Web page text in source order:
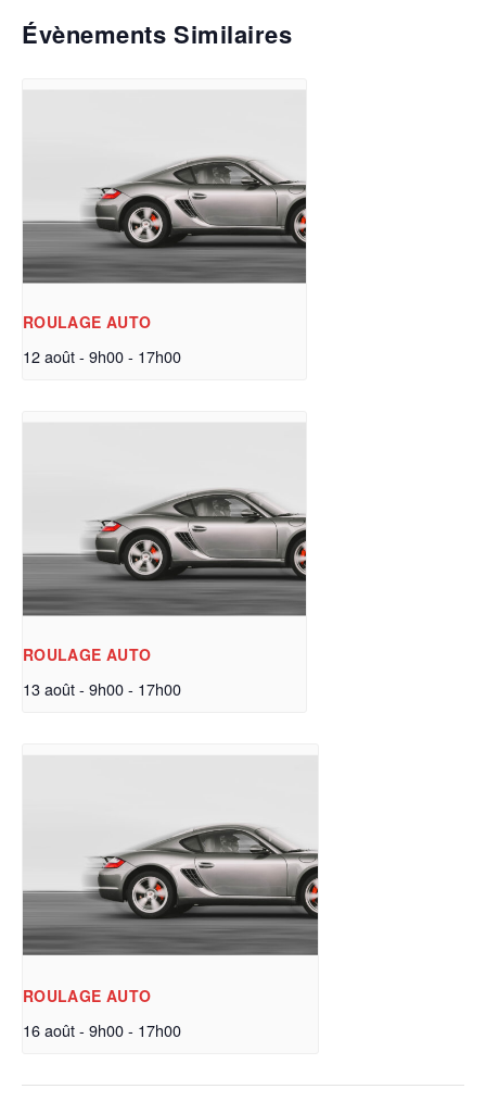
Évènements Similaires
ROULAGE AUTO
12 août - 9h00- 17h00
ROULAGE AUTO
13 août - 9h00- 17h00
ROULAGE AUTO
16 août - 9h00- 17h00